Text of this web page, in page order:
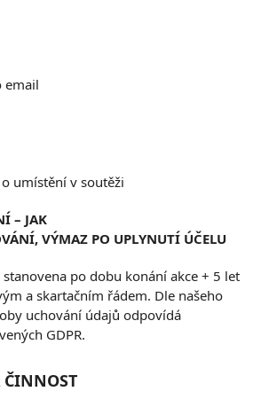
email
umístění v soutěži
– JAK
,VÝMAZ PO UPLYNUTÍ ÚČELU
po dobu konání akce + 5 let
a skartačním řádem. Dle našeho
uchování údajů odpovídá
GDPR.
ČINNOST